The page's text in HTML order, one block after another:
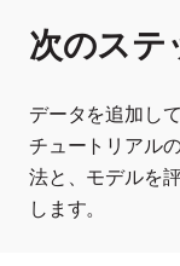
次のステ
データを追加し
チュートリアル
法と、モデルを
します。